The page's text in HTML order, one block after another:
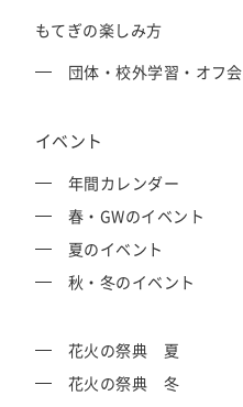
もてぎの楽しみ方
団体・校外学習・オフ会
イベント
年間カレンダー
春・GWのイベント
夏のイベント
秋・冬のイベント
花火の祭典 夏
花火の祭典 冬